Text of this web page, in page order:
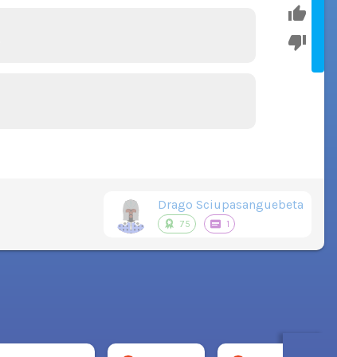
Drago Sciupasanguebeta
75 1